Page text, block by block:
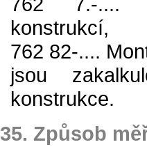
konstrukcí,
762 82-....
jsou
konstrukce.
35. Způsob